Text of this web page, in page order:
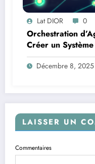
Lat DIOR 0
Orchestration
Créer un
avec TinyLlama
Décembre 8, 2025
LAISSER UN
Commentaires